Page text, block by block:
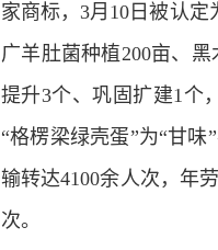
家商标，3月10日被认
广羊肚菌种植200亩、
提升3个、巩固扩建1个
“格楞梁绿壳蛋”为“甘
输转达4100余人次，年
次。